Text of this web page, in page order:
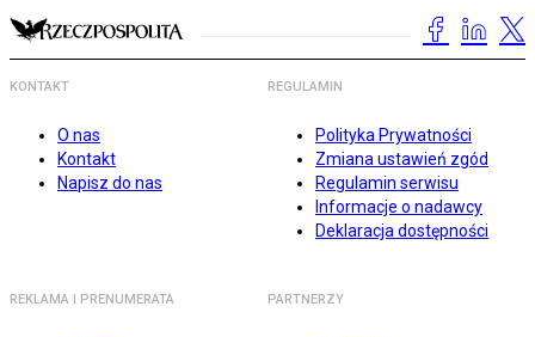
KONTAKT
O nas
Kontakt
Napisz do nas
REGULAMIN
Polityka Prywatności
Zmiana ustawień zgód
Regulamin serwisu
Informacje o nadawcy
Deklaracja dostępności
REKLAMA I PRENUMERATA PARTNERZY